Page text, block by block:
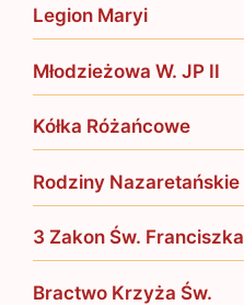
Legion Maryi
Młodzieżowa W. JP II
Kółka Różańcowe
Rodziny Nazaretańskie
3 Zakon Św. Franciszka
Bractwo Krzyża Św.